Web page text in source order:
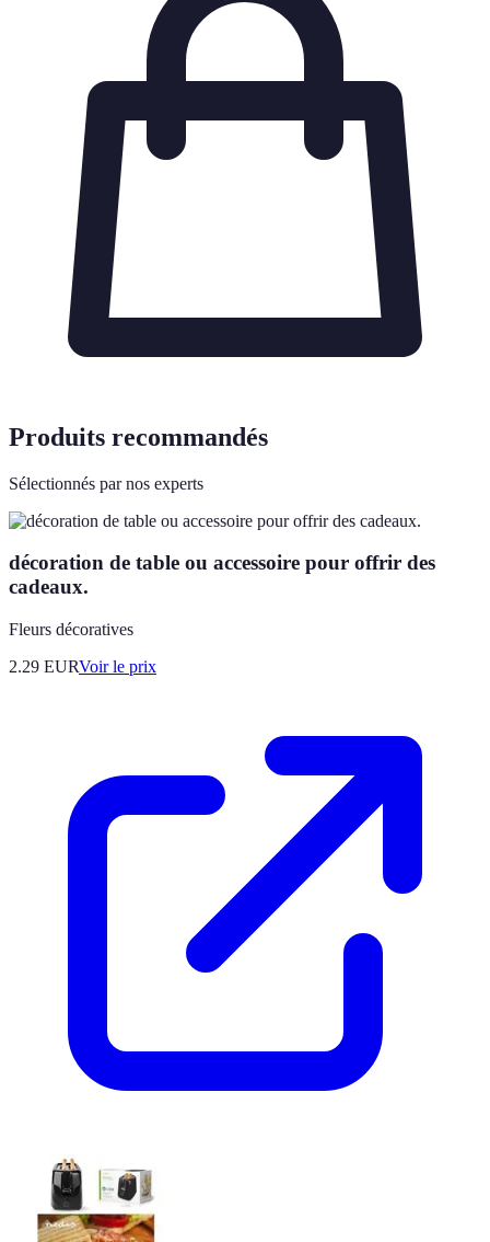
Produits recommandés
Sélectionnés par nos experts
décoration de table ou accessoire pour offrir des
cadeaux.
Fleurs décoratives
2.29 EURVoir le prix